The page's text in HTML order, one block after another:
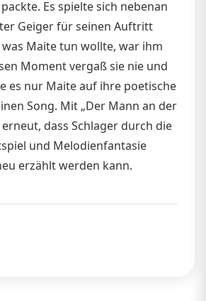
Es spielte sich nebenan
Geiger für seinen Auftritt
Maite tun wollte, war ihm
Moment vergaß sie nie und
es nur Maite auf ihre poetische
Song. Mit „Der Mann an der
erneut, dass Schlager durch die
und Melodienfantasie
erzählt werden kann.